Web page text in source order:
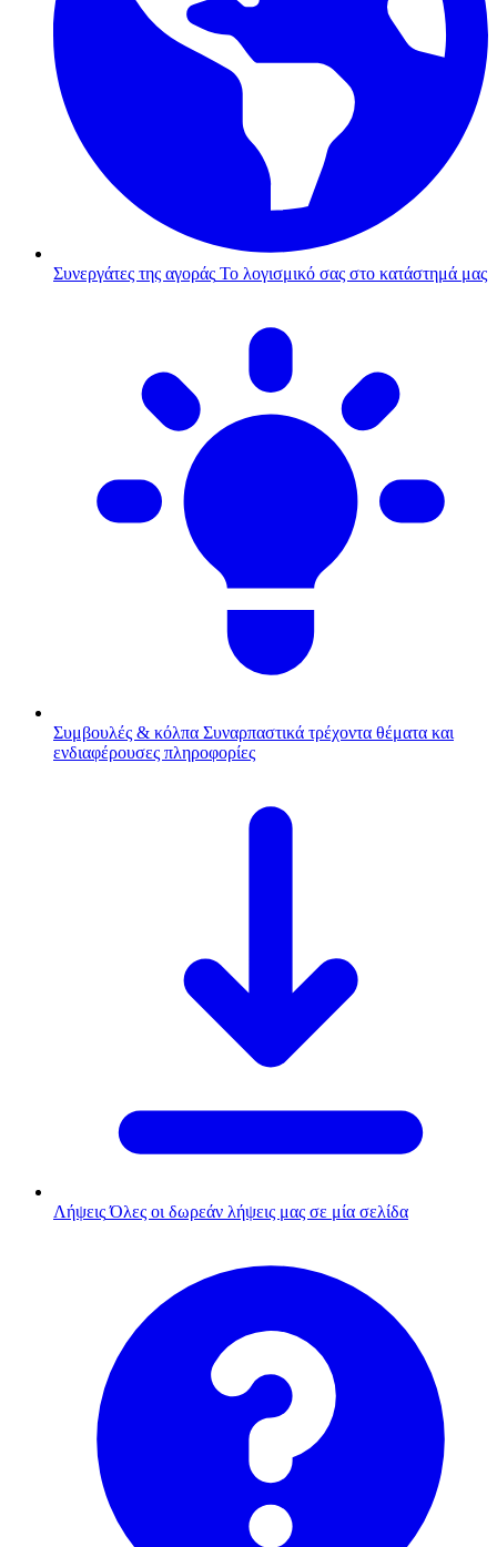
Συνεργάτες της αγοράς Το λογισμικό σας στο κατάστημά μας
Συμβουλές & κόλπα Συναρπαστικά τρέχοντα θέματα και
ενδιαφέρουσες πληροφορίες
Λήψεις Όλες οι δωρεάν λήψεις μας σε μία σελίδα